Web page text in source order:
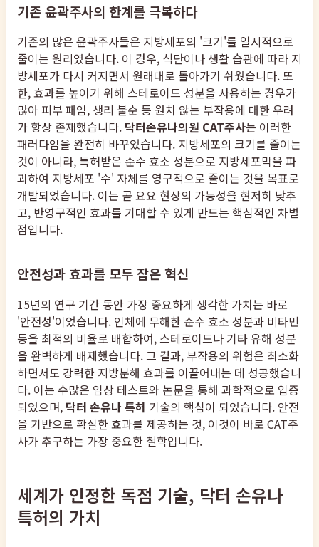
기존 윤곽주사의 한계를 극복하다
기존의 많은 윤곽주사들은 지방세포의 '크기'를 일시적으로
줄이는 원리였습니다. 이 경우, 식단이나 생활 습관에 따라 지
방세포가 다시 커지면서 원래대로 돌아가기 쉬웠습니다. 또
한, 효과를 높이기 위해 스테로이드 성분을 사용하는 경우가
많아 피부 패임, 생리 불순 등 원치 않는 부작용에 대한 우려
가 항상 존재했습니다. 닥터손유나의원 CAT주사는 이러한
패러다임을 완전히 바꾸었습니다. 지방세포의 크기를 줄이는
것이 아니라, 특허받은 순수 효소 성분으로 지방세포막을 파
괴하여 지방세포 '수' 자체를 영구적으로 줄이는 것을 목표로
개발되었습니다. 이는 곧 요요 현상의 가능성을 현저히 낮추
고, 반영구적인 효과를 기대할 수 있게 만드는 핵심적인 차별
점입니다.
안전성과 효과를 모두 잡은 혁신
15년의 연구 기간 동안 가장 중요하게 생각한 가치는 바로
'안전성'이었습니다. 인체에 무해한 순수 효소 성분과 비타민
등을 최적의 비율로 배합하여, 스테로이드나 기타 유해 성분
을 완벽하게 배제했습니다. 그 결과, 부작용의 위험은 최소화
하면서도 강력한 지방분해 효과를 이끌어내는 데 성공했습니
다. 이는 수많은 임상 테스트와 논문을 통해 과학적으로 입증
되었으며, 닥터 손유나 특허 기술의 핵심이 되었습니다. 안전
을 기반으로 확실한 효과를 제공하는 것, 이것이 바로 CAT주
사가 추구하는 가장 중요한 철학입니다.
세계가 인정한 독점 기술, 닥터 손유나
특허의 가치